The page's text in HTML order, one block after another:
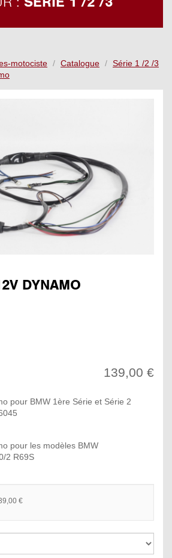
motociste Catalogue
Série 1 /2 /3
DYNAMO
139,00 €
pour BMW 1ère Série et Série 2
pour les modèles BMW
2 R69S
€